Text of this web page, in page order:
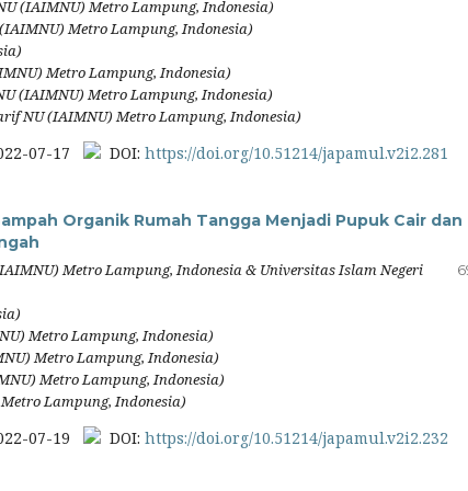
(IAIMNU) Metro Lampung, Indonesia)
Metro Lampung, Indonesia)
Metro Lampung, Indonesia)
(IAIMNU) Metro Lampung, Indonesia)
NU (IAIMNU) Metro Lampung, Indonesia)
07-17 DOI:https://doi.org/10.51214/japamul.v2i2.281
Organik Rumah Tangga Menjadi Pupuk Cair dan
Metro Lampung, Indonesia & Universitas Islam Negeri
Metro Lampung, Indonesia)
Metro Lampung, Indonesia)
Metro Lampung, Indonesia)
Lampung, Indonesia)
07-19 DOI:https://doi.org/10.51214/japamul.v2i2.232